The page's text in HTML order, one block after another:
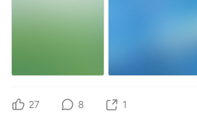
27 8 1